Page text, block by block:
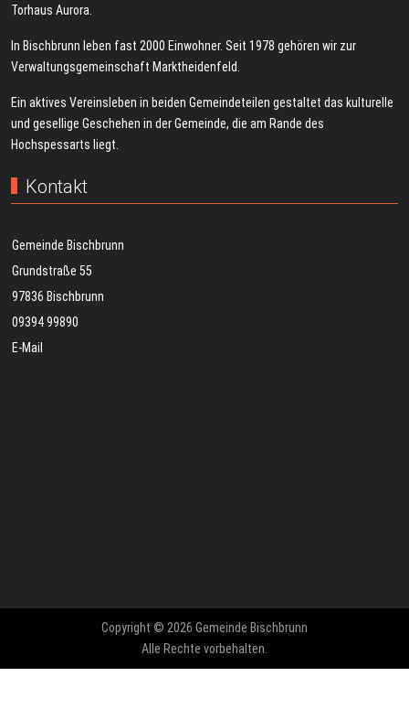
Torhaus Aurora.
In Bischbrunn leben fast 2000 Einwohner. Seit 1978 gehören wir zur
Verwaltungsgemeinschaft Marktheidenfeld.
Ein aktives Vereinsleben in beiden Gemeindeteilen gestaltet das kulturelle
und gesellige Geschehen in der Gemeinde, die am Rande des
Hochspessarts liegt.
Kontakt
Gemeinde Bischbrunn
Grundstraße 55
97836 Bischbrunn
09394 99890
E-Mail
Copyright © 2026 Gemeinde Bischbrunn
Alle Rechte vorbehalten.